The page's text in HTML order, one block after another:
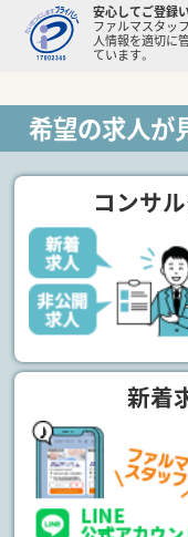
安心してご登録
ファルマスタッ
人情報を適切に
ています。
希望の求人
コンサ
新着